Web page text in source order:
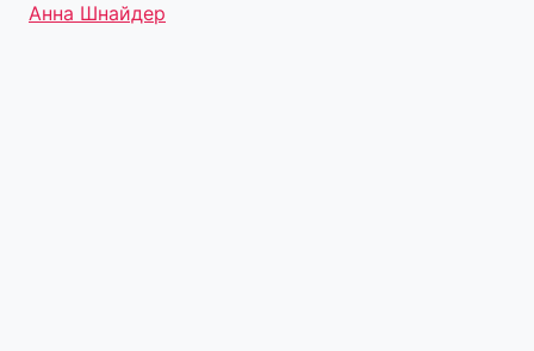
Метки
Анна Шнайдер